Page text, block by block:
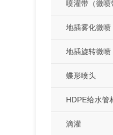
喷灌带（微喷
地插雾化微喷
地插旋转微喷
蝶形喷头
HDPE给水管
滴灌